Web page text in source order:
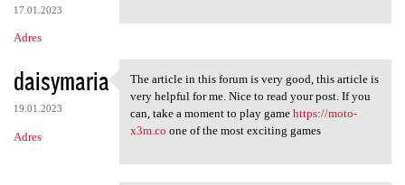
17.01.2023
Adres
daisymaria
19.01.2023
Adres
The article in this forum is
The article in this forum is very good, this article is
very helpful for me. Nice to read your post. If you
can, take a moment to play game https://moto-
x3m.co one of the most exciting games